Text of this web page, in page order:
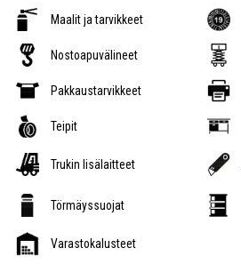
Maalit ja tarvikkeet
Nostoapuvälineet
Pakkaustarvikkeet
Teipit
Trukin lisälaitteet
Törmäyssuojat
Varastokalusteet